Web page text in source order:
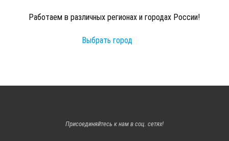
Работаем в различных регионах и городах России!
Выбрать город
Присоединяйтесь к нам в соц. сетях!